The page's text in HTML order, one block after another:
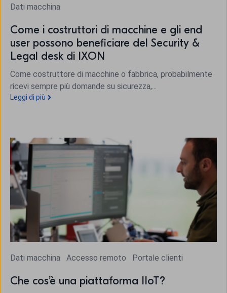
Dati macchina
Come i costruttori di macchine e gli end
user possono beneficiare del Security &
Legal desk di IXON
Come costruttore di macchine o fabbrica, probabilmente
ricevi sempre più domande su sicurezza,...
Leggi di più
Dati macchina Accesso remoto Portale clienti
Che cos’è una piattaforma IIoT?